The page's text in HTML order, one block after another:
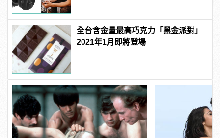
全台含金量最高巧克力「黑金派對」
2021年1月即將登場